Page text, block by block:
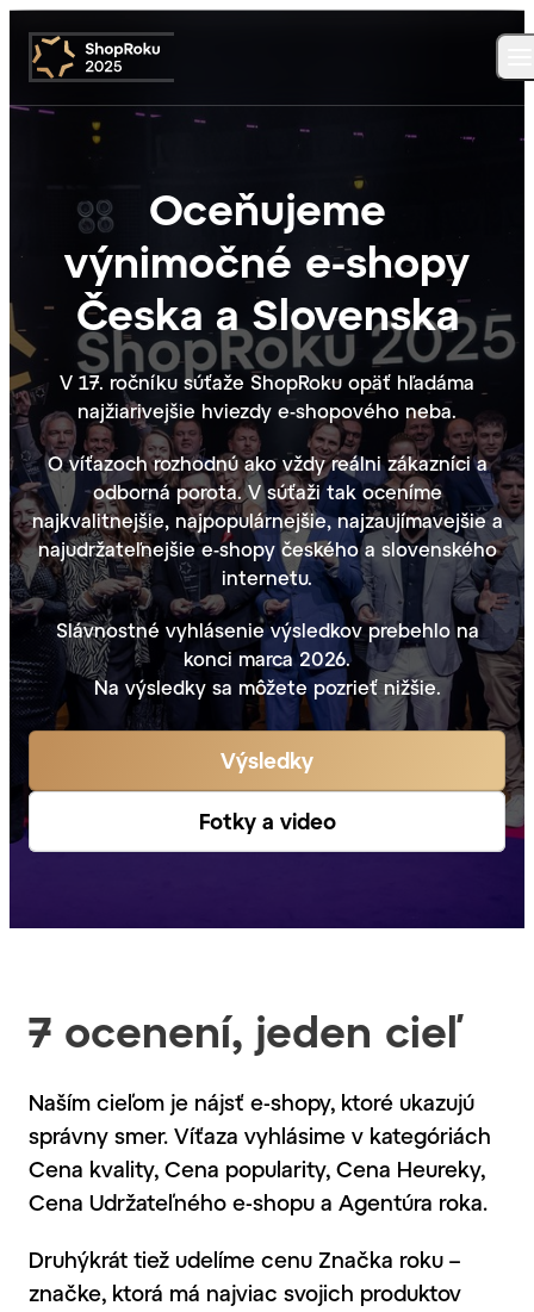
Oceňujeme
výnimočné e-shopy
Česka a Slovenska
V 17. ročníku súťaže ShopRoku opäť hľadáma
najžiarivejšie hviezdy e-shopového neba.
O víťazoch rozhodnú ako vždy reálni zákazníci a
odborná porota. V súťaži tak oceníme
najkvalitnejšie, najpopulárnejšie, najzaujímavejšie a
najudržateľnejšie e-shopy českého a slovenského
internetu.
Slávnostné vyhlásenie výsledkov prebehlo na
konci marca 2026.
Na výsledky sa môžete pozrieť nižšie.
Výsledky
Fotky a video
7 ocenení, jeden cieľ
Naším cieľom je nájsť e-shopy, ktoré ukazujú
správny smer. Víťaza vyhlásime v kategóriách
Cena kvality, Cena popularity, Cena Heureky,
Cena Udržateľného e-shopu a Agentúra roka.
Druhýkrát tiež udelíme cenu Značka roku –
značke, ktorá má najviac svojich produktov